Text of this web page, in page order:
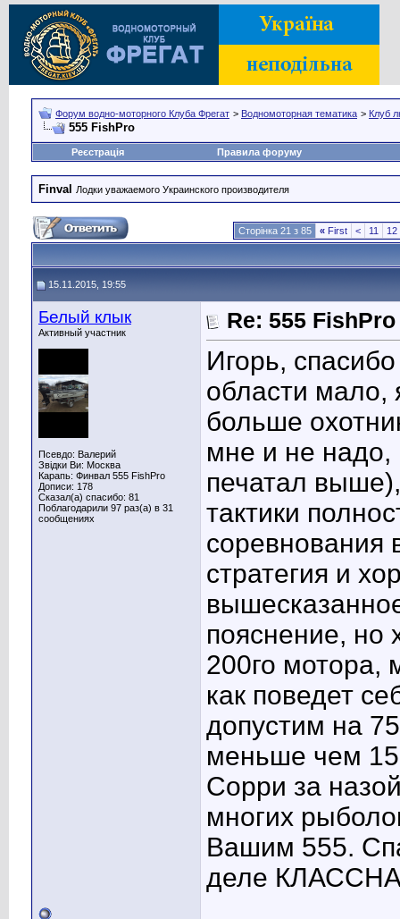
Форум водно-моторного Клуба Фрегат > Водномоторная тематика > Клуб
555 FishPro
Реєстрація Правила форуму
Finval Лодки уважаемого Украинского производителя
Сторінка 21 з 85 « First < 11 12
15.11.2015, 19:55
Белый клык
Активный участник
Псевдо: Валерий
Звідки Ви: Москва
Карапь: Финвал 555 FishPro
Дописи: 178
Сказал(а) спасибо: 81
Поблагодарили 97 раз(а) в 31
сообщениях
Re: 555 FishPro
Игорь,
области мало,
больше
мне и не надо,
печатал
тактики
соревнования
стратегия и
пояснение, но
200го мотора,
как поведет
допустим на
меньше чем
Сорри за
многих
Вашим 555.
деле